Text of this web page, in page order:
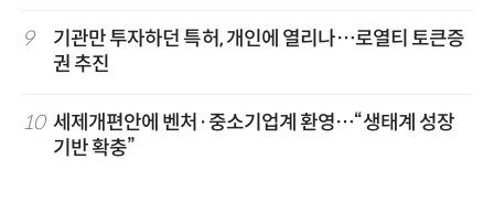
9
기관만 투자하던 특허, 개인에 열리나…로열티 토큰증
권 추진
10 세제개편안에 벤처·중소기업계 환영…“생태계 성장
기반 확충”